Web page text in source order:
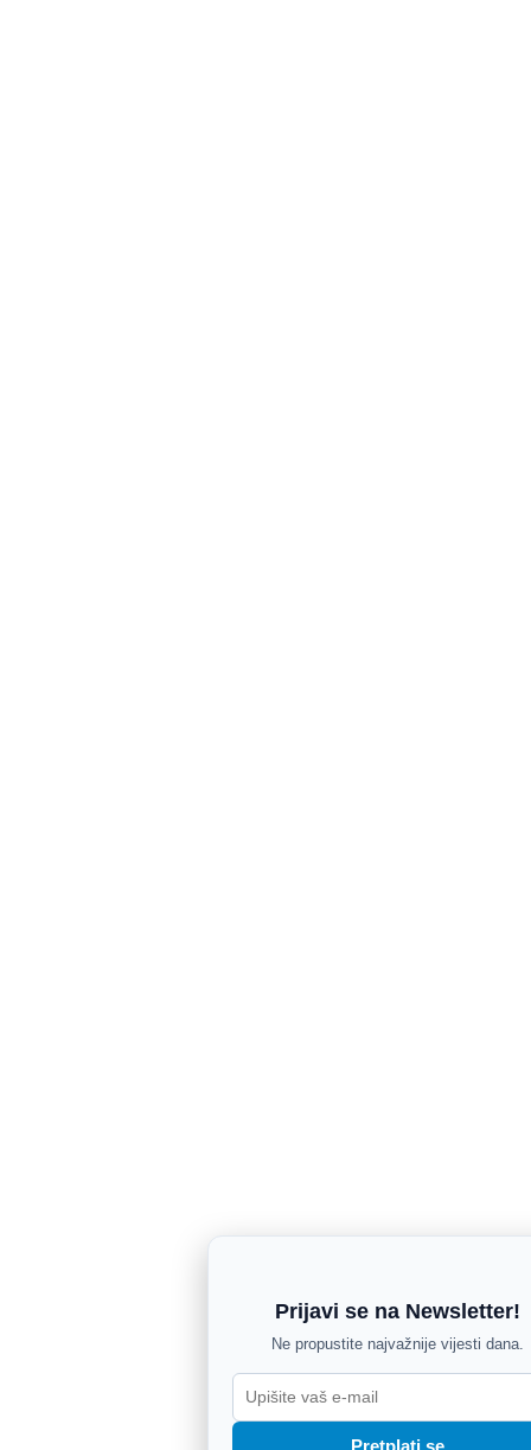
Prijavi se na Newsletter!
Ne propustite najvažnije vijesti dana.
Pretplati se